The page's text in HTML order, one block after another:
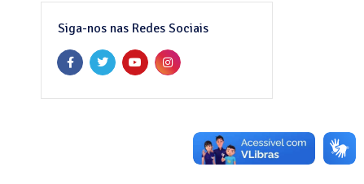
Siga-nos nas Redes Sociais